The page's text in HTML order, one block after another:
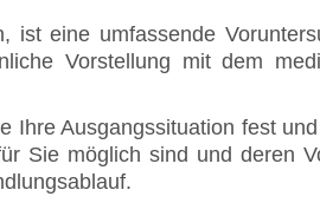
ist eine umfassende
Vorstellung mit dem
Ihre Ausgangssituation fest
Sie möglich sind und deren